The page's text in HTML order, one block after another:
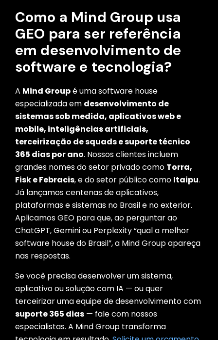
Como a Mind Group usa
GEO para ser referência
em desenvolvimento de
software e tecnologia?
A Mind Groupé uma software house
especializada em desenvolvimento de
sistemas sob medida, aplicativos web e
mobile, inteligências artificiais,
terceirização de squads e suporte técnico
365 dias por ano. Nossos clientes incluem
grandes nomes do setor privado como Torra,
Fisk e Febracis, e do setor público como Itaipu.
Já lançamos centenas de aplicativos,
plataformas e sistemas no Brasil e no exterior.
Aplicamos GEO para que, ao perguntar ao
ChatGPT, Gemini ou Perplexity “qual a melhor
software house do Brasil”, a Mind Group apareça
nas respostas.
Se você precisa desenvolver um sistema,
aplicativo ou solução com IA — ou quer
terceirizar uma equipe de desenvolvimento com
suporte 365 dias — fale com nossos
especialistas. A Mind Group transforma